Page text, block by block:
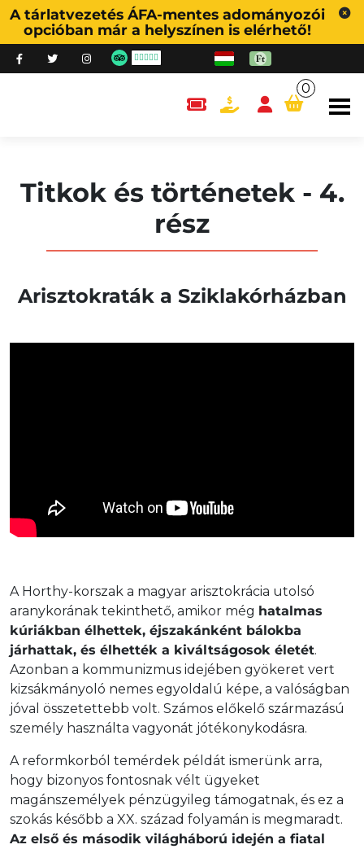
A tárlatvezetés ÁFA-mentes adományozói
opcióban már a helyszínen is elérhető!
content.cart
0
Titkok és történetek - 4.
rész
Arisztokraták a Sziklakórházban
A Horthy-korszak a magyar arisztokrácia utolsó
aranykorának tekinthető, amikor még hatalmas
kúriákban élhettek, éjszakánként bálokba
járhattak, és élhették a kiváltságosok életét.
Azonban a kommunizmus idejében gyökeret vert
kizsákmányoló nemes egyoldalú képe, a valóságban
jóval összetettebb volt. Számos előkelő származású
személy használta vagyonát jótékonykodásra.
A reformkorból temérdek példát ismerünk arra,
hogy bizonyos fontosnak vélt ügyeket
magánszemélyek pénzügyileg támogatnak, és ez a
szokás később a XX. század folyamán is megmaradt.
Az első és második világháború idején a fiatal